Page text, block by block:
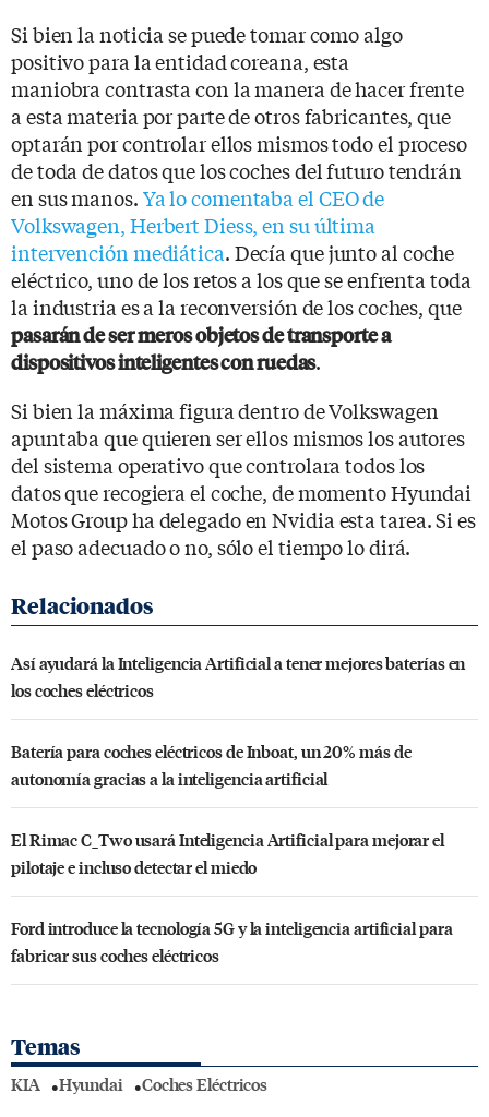
Si bien la noticia se puede tomar como algo
positivo para la entidad coreana, esta
maniobra contrasta con la manera de hacer frente
a esta materia por parte de otros fabricantes, que
optarán por controlar ellos mismos todo el proceso
de toda de datos que los coches del futuro tendrán
en sus manos.Ya lo comentaba el CEO de
Volkswagen, Herbert Diess, en su última
intervención mediática. Decía que junto al coche
eléctrico, uno de los retos a los que se enfrenta toda
la industria es a la reconversión de los coches, que
pasarán de ser meros objetos de transporte a
dispositivos inteligentes con ruedas.
Si bien la máxima figura dentro de Volkswagen
apuntaba que quieren ser ellos mismos los autores
del sistema operativo que controlara todos los
datos que recogiera el coche, de momento Hyundai
Motos Group ha delegado en Nvidia esta tarea. Si es
el paso adecuado o no, sólo el tiempo lo dirá.
Así ayudará la Inteligencia Artificial a tener mejores baterías en
los coches eléctricos
Batería para coches eléctricos de Inboat, un 20% más de
autonomía gracias a la inteligencia artificial
El Rimac C_Two usará Inteligencia Artificial para mejorar el
pilotaje e incluso detectar el miedo
Ford introduce la tecnología 5G y la inteligencia artificial para
fabricar sus coches eléctricos
Temas
KIA Hyundai Coches Eléctricos